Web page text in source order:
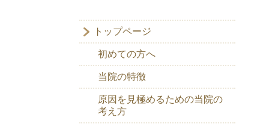
トップページ
初めての方へ
当院の特徴
原因を見極めるための当院の
考え方